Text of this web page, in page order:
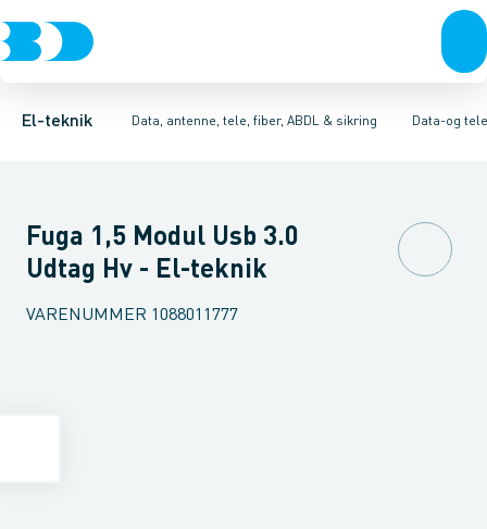
El-teknik Data, antenne, tele, fiber, ABDL & sikring
Afbrydere, stikkontakter & lampeudtag Forgreningsmateriel
Data-og
Antenne og satellitsystemerKommunikationsteknik/
Dataudtag kobberTilbehør til modulær tilkoblingssystem
Fuga 1,5 Modul Usb 3.0
Udtag Hv - El-teknik
VARENUMMER 1088011777